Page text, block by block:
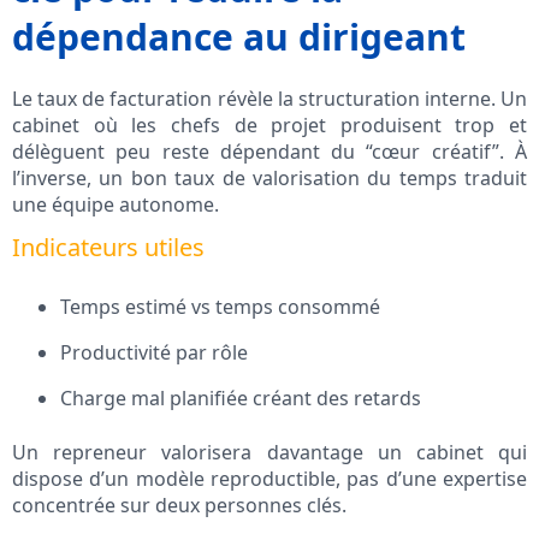
dépendance au dirigeant
Le taux de facturation révèle la structuration interne. Un
cabinet où les chefs de projet produisent trop et
délèguent peu reste dépendant du “cœur créatif”. À
l’inverse, un bon taux de valorisation du temps traduit
une équipe autonome.
Indicateurs utiles
Temps estimé vs temps consommé
Productivité par rôle
Charge mal planifiée créant des retards
Un repreneur valorisera davantage un cabinet qui
dispose d’un modèle reproductible, pas d’une expertise
concentrée sur deux personnes clés.